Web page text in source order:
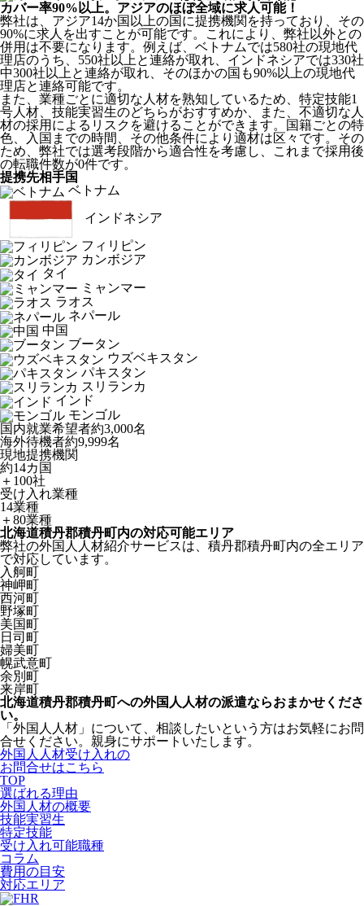
カバー率90%以上。アジアのほぼ全域に求人可能！
弊社は、 アジア14か国以上の国に提携機関を持っており、その
90%に求人を出すことが可能です。これにより、弊社以外との
併用は不要になります。例えば、ベトナムでは580社の現地代
理店のうち、550社以上と連絡が取れ、インドネシアでは330社
中300社以上と連絡が取れ、そのほかの国も90%以上の現地代
理店と連絡可能です。
また、業種ごとに適切な人材を熟知しているため、特定技能1
号人材、技能実習生のどちらがおすすめか、また、不適切な人
材の採用によるリスクを避けることができます。国籍ごとの特
色、入国までの時間、その他条件により適材は区々です。その
ため、弊社では選考段階から適合性を考慮し、これまで採用後
の転職件数が0件です。
提携先相手国
ベトナム
インドネシア
フィリピン
カンボジア
タイ
ミャンマー
ラオス
ネパール
中国
ブータン
ウズベキスタン
パキスタン
スリランカ
インド
モンゴル
国内就業希望者約3,000名
海外待機者約9,999名
現地提携機関
約14カ国
＋100社
受け入れ業種
14業種
＋80業種
北海道積丹郡積丹町内の対応可能エリア
弊社の外国人人材紹介サービスは、積丹郡積丹町内の全エリア
で対応しています。
入舸町
神岬町
西河町
野塚町
美国町
日司町
婦美町
幌武意町
余別町
来岸町
北海道積丹郡積丹町への外国人人材の派遣ならおまかせくださ
い。
「外国人人材」について、相談したいという方はお気軽にお問
合せください。親身にサポートいたします。
外国人人材受け入れの
お問合せはこちら
TOP
選ばれる理由
外国人材の概要
技能実習生
特定技能
受け入れ可能職種
コラム
費用の目安
対応エリア